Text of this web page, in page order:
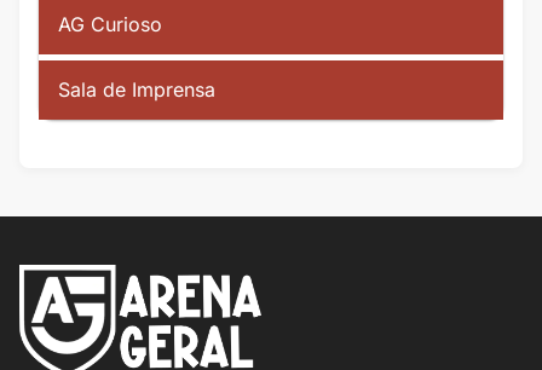
AG Curioso
Sala de Imprensa